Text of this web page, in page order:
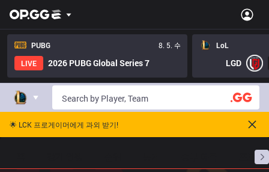
PUBG
8. 5. 수
LIVE
2026 PUBG Global Series 7
LoL
LGD
🌟 LCK 프로게이머에게 과외 받기!
프로빌